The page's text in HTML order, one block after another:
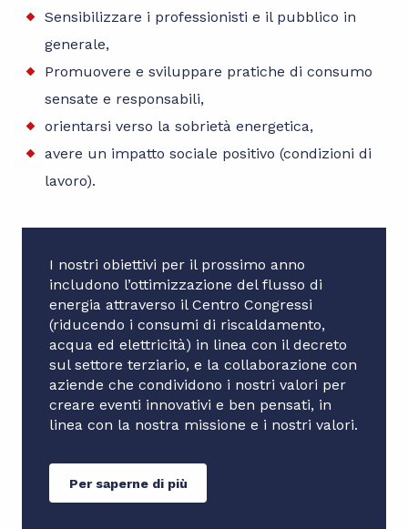
Sensibilizzare i professionisti e il pubblico in
generale,
Promuovere e sviluppare pratiche di consumo
sensate e responsabili,
orientarsi verso la sobrietà energetica,
avere un impatto sociale positivo (condizioni di
lavoro).
I nostri obiettivi per il prossimo anno
includono l’ottimizzazione del flusso di
energia attraverso il Centro Congressi
(riducendo i consumi di riscaldamento,
acqua ed elettricità) in linea con il decreto
sul settore terziario, e la collaborazione con
aziende che condividono i nostri valori per
creare eventi innovativi e ben pensati, in
linea con la nostra missione e i nostri valori.
Per saperne di più